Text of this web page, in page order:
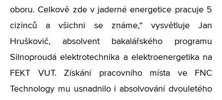
oboru. Celkově zde v jaderné energetice pracuje 5
cizinců a všichni se známe,“ vysvětluje Jan
Hruškovič, absolvent bakalářského programu
Silnoproudá elektrotechnika a elektroenergetika na
FEKT VUT. Získání pracovního místa ve FNC
Technology mu usnadnilo i absolvování dvouletého